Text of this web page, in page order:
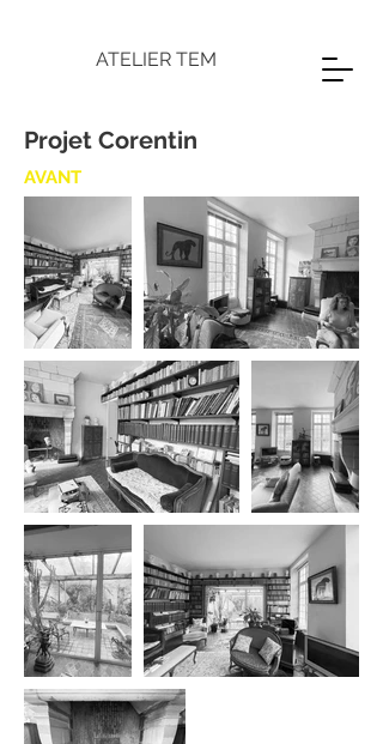
ATELIER TEM
Projet Corentin
AVANT